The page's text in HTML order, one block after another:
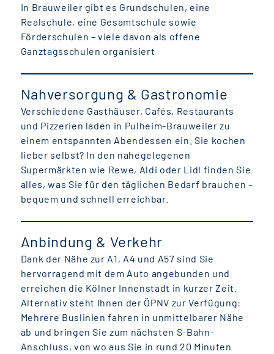
In Brauweiler gibt es Grundschulen, eine
Realschule, eine Gesamtschule sowie
Förderschulen – viele davon als offene
Ganztagsschulen organisiert
Nahversorgung & Gastronomie
Verschiedene Gasthäuser, Cafés, Restaurants
und Pizzerien laden in Pulheim-Brauweiler zu
einem entspannten Abendessen ein. Sie kochen
lieber selbst? In den nahegelegenen
Supermärkten wie Rewe, Aldi oder Lidl finden Sie
alles, was Sie für den täglichen Bedarf brauchen –
bequem und schnell erreichbar.
Anbindung & Verkehr
Dank der Nähe zur A1, A4 und A57 sind Sie
hervorragend mit dem Auto angebunden und
erreichen die Kölner Innenstadt in kurzer Zeit.
Alternativ steht Ihnen der ÖPNV zur Verfügung:
Mehrere Buslinien fahren in unmittelbarer Nähe
ab und bringen Sie zum nächsten S-Bahn-
Anschluss, von wo aus Sie in rund 20 Minuten